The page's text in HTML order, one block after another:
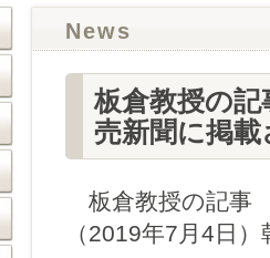
News
板倉教授の
売新聞に掲
板倉教授の記事
（2019年7月4日